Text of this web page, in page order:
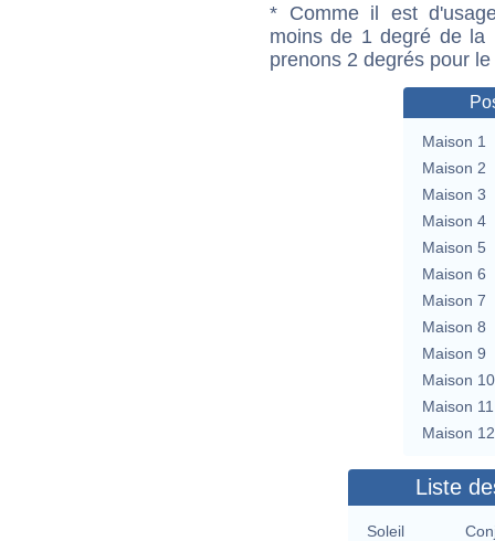
* Comme il est
moins de 1 degré de la
prenons 2 degrés pour
Maison 1
Maison 2
Maison 3
Maison 4
Maison 5
Maison 6
Maison 7
Maison 8
Maison 9
Maison 10
Maison 11
Maison 12
Liste
Soleil